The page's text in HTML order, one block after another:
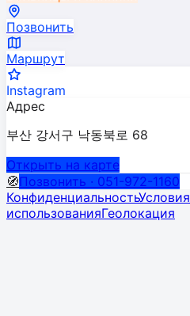
Позвонить
Маршрут
Instagram
Адрес
부산 강서구 낙동북로 68
Открыть на карте
🧭Позвонить · 051-972-1160
КонфиденциальностьУсловия
использованияГеолокация